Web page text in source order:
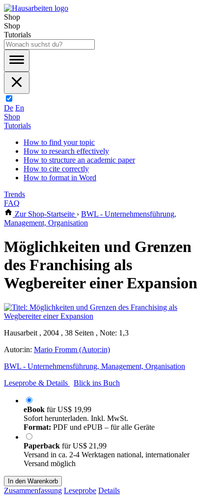
Shop
Shop
Tutorials
De En
Shop
Tutorials
How to find your topic
How to research effectively
How to structure an academic paper
How to cite correctly
How to format in Word
Trends
FAQ
Zur Shop-Startseite › BWL - Unternehmensführung,
Management, Organisation
Möglichkeiten und Grenzen
des Franchising als
Wegbereiter einer Expansion
Hausarbeit , 2004 , 38 Seiten , Note: 1,3
Autor:in: Mario Fromm (Autor:in)
BWL - Unternehmensführung, Management, Organisation
Leseprobe & Details
Blick ins Buch
eBook fürUS$ 19,99
Sofort herunterladen. Inkl. MwSt.
Format: PDF und ePUB – für alle Geräte
Paperback fürUS$ 21,99
Versand in ca. 2-4 Werktagen national, internationaler
Versand möglich
In den Warenkorb
Zusammenfassung Leseprobe Details